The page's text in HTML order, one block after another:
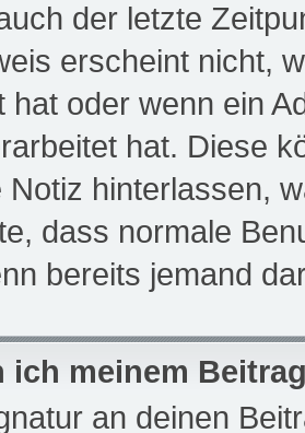
der letzte
erscheint nicht,
hat oder wenn ein
hat. Diese
Notiz hinterlassen,
dass normale
bereits jemand
ich meinem
an deinen